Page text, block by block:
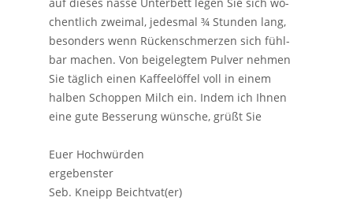
chentlich zweimal, jedesmal ¾ Stunden lang,
besonders wenn Rückenschmerzen sich fühl-
bar machen. Von beigelegtem Pulver nehmen
Sie täglich einen Kaffeelöffel voll in einem
halben Schoppen Milch ein. Indem ich Ihnen
eine gute Besserung wünsche, grüßt Sie
Euer Hochwürden
ergebenster
Seb. Kneipp Beichtvat(er)